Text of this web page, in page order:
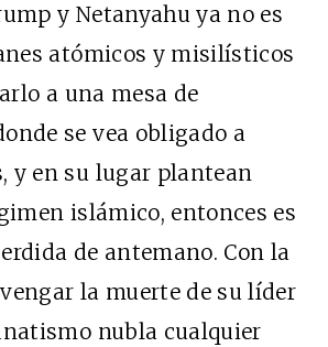
y Netanyahu ya no es
atómicos y misilísticos
a una mesa de
se vea obligado a
y en su lugar plantean
islámico, entonces es
de antemano. Con la
la muerte de su líder
nubla cualquier